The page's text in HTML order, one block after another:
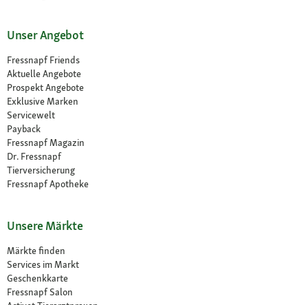
Unser Angebot
Fressnapf Friends
Aktuelle Angebote
Prospekt Angebote
Exklusive Marken
Servicewelt
Payback
Fressnapf Magazin
Dr. Fressnapf
Tierversicherung
Fressnapf Apotheke
Unsere Märkte
Märkte finden
Services im Markt
Geschenkkarte
Fressnapf Salon